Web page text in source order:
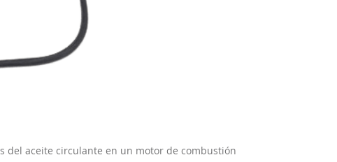
del aceite circulante en un motor de combustión